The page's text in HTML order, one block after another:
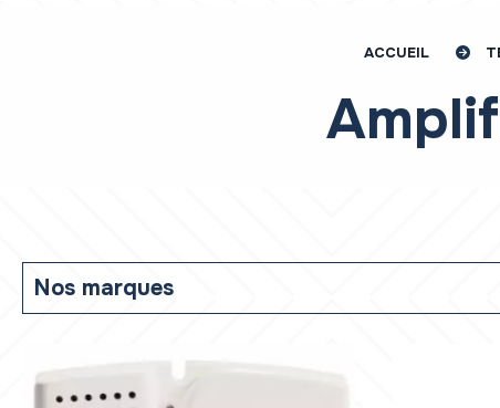
ACCUEIL
Nos marques